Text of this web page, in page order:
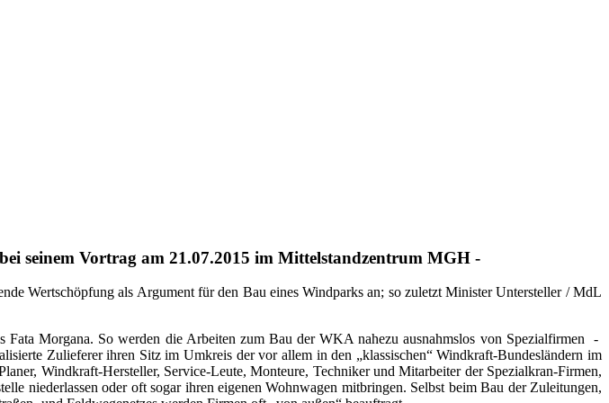
seinem Vortrag am 21.07.2015 im Mittelstandzentrum MGH -
Wertschöpfung als Argument für den Bau eines Windparks an; so zuletzt Minister Untersteller / MdL
Morgana. So werden die Arbeiten zum Bau der WKA nahezu ausnahmslos von Spezialfirmen
-
Zulieferer ihren Sitz im Umkreis der vor allem in den „klassischen“ Windkraft-Bundesländern im
Windkraft-Hersteller, Service-Leute, Monteure, Techniker und Mitarbeiter der Spezialkran-Firmen,
niederlassen oder oft sogar ihren eigenen Wohnwagen mitbringen. Selbst beim Bau der Zuleitungen,